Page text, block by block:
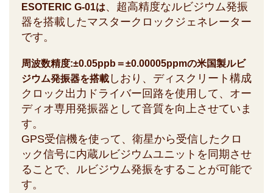
ESOTERIC G-01は、超高精度なルビジウム発振
器を搭載したマスタークロックジェネレーター
です。
周波数精度:±0.05ppb＝±0.00005ppmの米国製ルビ
ジウム発振器を搭載 しおり、ディスクリート構成
クロック出力ドライバー回路を使用して、オー
ディオ専用発振器として音質を向上させていま
す。
GPS受信機を使って、衛星から受信したクロ
ック信号に内蔵ルビジウムユニットを同期させ
ることで、ルビジウム発振をすることが可能で
す。